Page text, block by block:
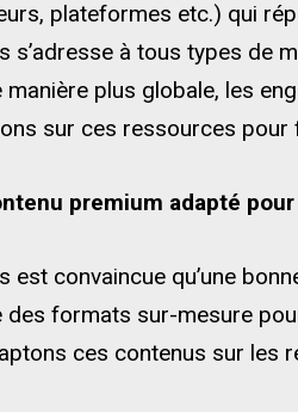
plateformes etc.) qui
s’adresse à tous types de
plus globale, les
sur ces ressources
premium adapté
est convaincue qu’une
des formats sur-mesure
ces contenus sur les